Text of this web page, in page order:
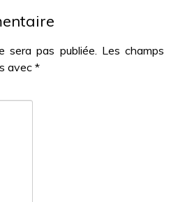
sera pas publiée. Les champs
avec *